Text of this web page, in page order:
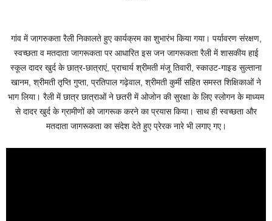
गांव में जागरुकता रैली निकालते हुए कार्यक्रम का शुभारंभ किया गया। पर्यावरण संरक्षण,
स्वच्छता व मतदाता जागरूकता पर आधारित इस जन जागरूकता रैली में शासकीय हाई
स्कूल दादर खुर्द के छात्र-छात्राएं, प्राचार्य श्रीमती मंजू तिवारी, स्काउट-गाइड सुल्ताना
खानम, श्रीमती तृप्ति गुप्ता, प्रतिपाल गढ़ेवाल, श्रीमती कुर्मी सहित समस्त शिक्षिकाओं ने
भाग लिया। रैली में छात्र छात्राओं ने छतरी में ओजोन की सुरक्षा के लिए स्लोगन के माध्यम
से दादर खुर्द के ग्रामीणों को जागरूक करने का प्रयास किया। साथ ही स्वच्छता और
मतदाता जागरूकता का संदेश देते हुए प्रेरक नारे भी लगाए गए।